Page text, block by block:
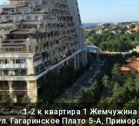
1-2 к квартира 1
ул. Гагаринское Плато 5-А,